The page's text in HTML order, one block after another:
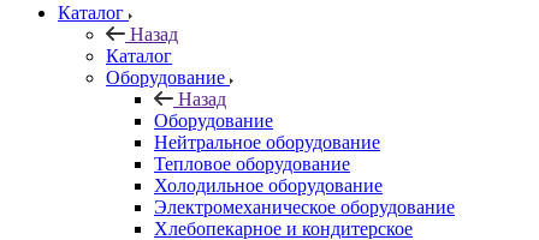
Каталог
Назад
Каталог
Оборудование
Назад
Оборудование
Нейтральное оборудование
Тепловое оборудование
Холодильное оборудование
Электромеханическое оборудование
Хлебопекарное и кондитерское